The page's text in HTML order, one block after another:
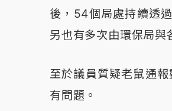
後，54個局處持續透
另也有多次由環保局與
至於議員質疑老鼠通
有問題。